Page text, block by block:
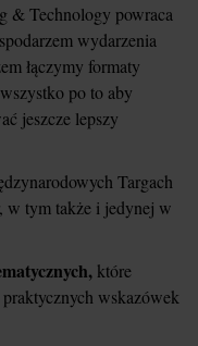
& Technology powraca
wydarzenia
łączymy formaty
po to aby
jeszcze lepszy
Targach
w tym także i jedynej w
które
wskazówek